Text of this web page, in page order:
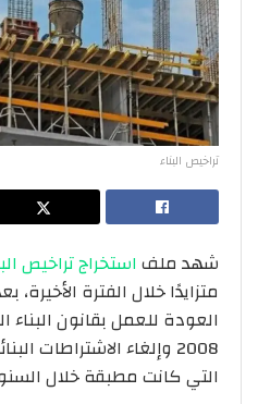
تراخيص البناء
شهد ملف استخراج تراخيص
متزايدًا خلال الفترة
2008 وإلغاء الاشتراطات
التي كانت مطبقة خلال